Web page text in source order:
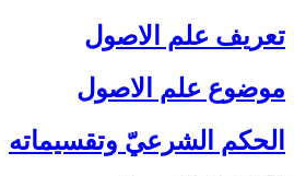
تعريف علم الاصول‏
موضوع علم الاصول‏
الحكم الشرعيّ وتقسيماته‏